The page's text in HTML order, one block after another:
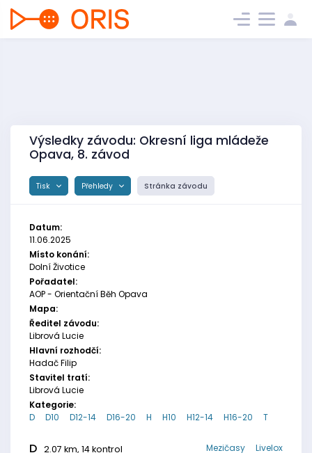
Výsledky závodu: Okresní liga mládeže
Opava, 8. závod
Tisk Přehledy Stránka závodu
Datum:
11.06.2025
Místo konání:
Dolní Životice
Pořadatel:
AOP - Orientační Běh Opava
Mapa:
Ředitel závodu:
Librová Lucie
Hlavní rozhodčí:
Hadač Filip
Stavitel tratí:
Librová Lucie
Kategorie:
D
D10 D12-14 D16-20 H H10 H12-14 H16-20 T
D 2.07 km, 14 kontrol Livelox
Mezičasy